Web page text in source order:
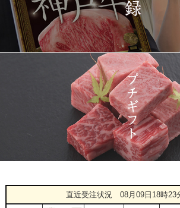
直近受注状況08月09日18時23
1440
2026-
03-14
22:21:00
大分県
神
段
2026-
03-14
20:55:00
大阪府
神
ト
2026-
03-14
20:48:00
神奈川
県
[訳
神
キ
2026-
03-14
18:00:00
福岡県
神
１万
1
08-09
18:05:00
兵庫県
肉